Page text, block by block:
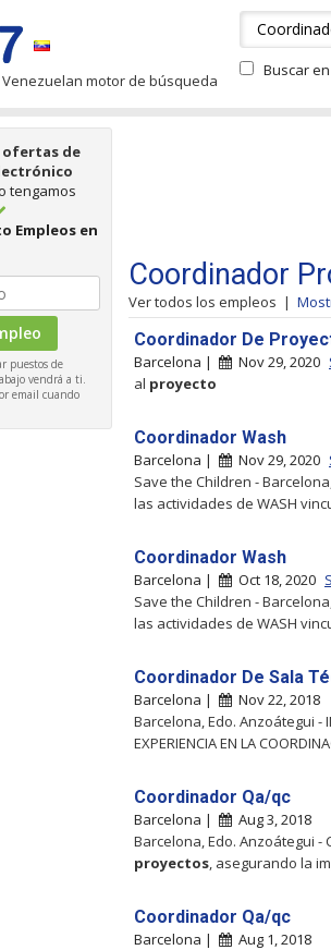
motor de búsqueda
Buscar
ofertas de
tengamos
Empleos en
puestos de
vendrá a ti.
email cuando
Coordinador
Ver todos los empleos |
Coordinador De
Barcelona | Nov 29, 2020
al proyecto
Coordinador Wash
Barcelona | Nov 29, 2020
Save the Children -
las actividades de WASH
Coordinador Wash
Barcelona | Oct 18, 2020
Save the Children -
las actividades de WASH
Coordinador De Sala
Barcelona |
Nov 22, 2018
Barcelona, Edo. Anzoátegui -
EXPERIENCIA EN LA
Coordinador Qa/qc
Barcelona |
Aug 3, 2018
Barcelona, Edo. Anzoátegui
proyectos, asegurando la
Coordinador Qa/qc
Barcelona |
Aug 1, 2018